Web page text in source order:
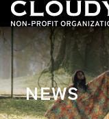
NEWS